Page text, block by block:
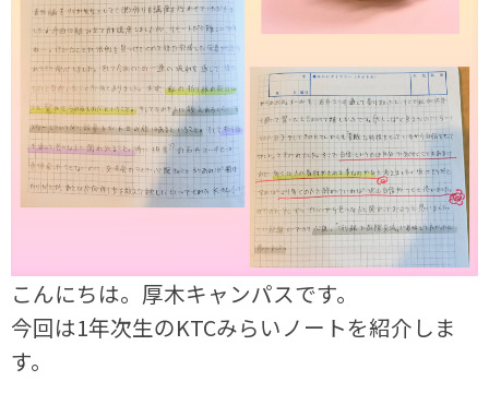
こんにちは。厚木キャンパスです。
今回は1年次生のKTCみらいノートを紹介しま
す。